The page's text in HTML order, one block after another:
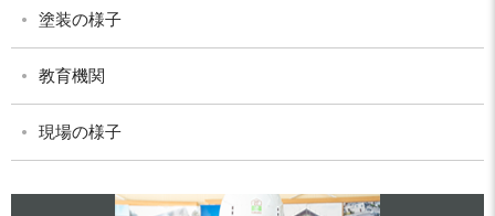
塗装の様子
教育機関
現場の様子